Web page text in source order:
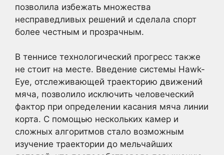
позволила избежать множества
несправедливых решений и сделала спорт
более честным и прозрачным.
В теннисе технологический прогресс также
не стоит на месте. Введение системы Hawk-
Eye, отслеживающей траекторию движений
мяча, позволило исключить человеческий
фактор при определении касания мяча линии
корта. С помощью нескольких камер и
сложных алгоритмов стало возможным
изучение траектории до мельчайших